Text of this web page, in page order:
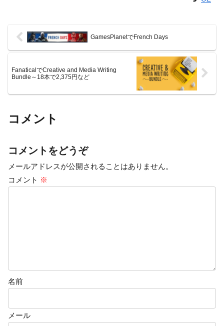
GamesPlanetでFrench Days
FanaticalでCreative and Media Writing
Bundle～18本で2,375円など
コメント
コメントをどうぞ
メールアドレスが公開されることはありません。
コメント ※
名前
メール